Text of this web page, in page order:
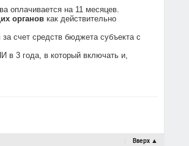
оплачивается на 11 месяцев.
органов как действительно
счет средств бюджета субъекта с
в 3 года, в который включать и,
Вверх ▲